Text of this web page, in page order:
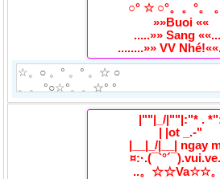
○° ☆ ○°。。°。
»»Buoi ««
.....»» Sang
........»» VV
|""|_/|""|:"* .
| |ot _.-"
|__|_/|__| ngay
..。☆☆Va☆☆